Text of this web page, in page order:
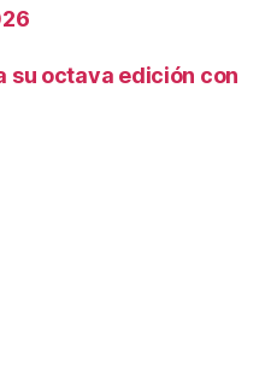
su octava edición con